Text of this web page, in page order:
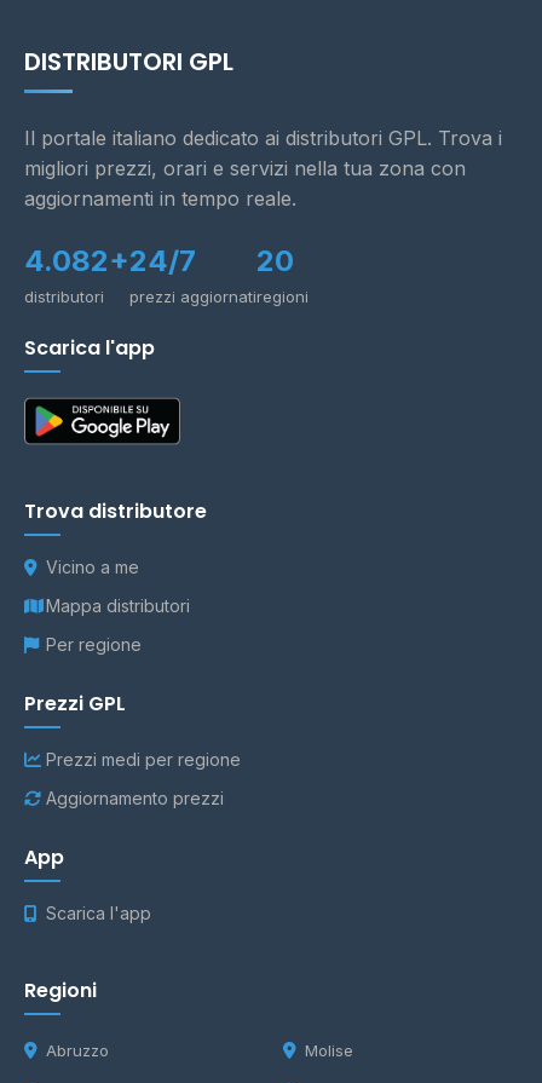
DISTRIBUTORI GPL
Il portale italiano dedicato ai distributori GPL. Trova i
migliori prezzi, orari e servizi nella tua zona con
aggiornamenti in tempo reale.
4.082+
distributori
24/7
prezzi aggiornati
20
regioni
Scarica l'app
Trova distributore
Vicino a me
Mappa distributori
Per regione
Prezzi GPL
Prezzi medi per regione
Aggiornamento prezzi
App
Scarica l'app
Regioni
Abruzzo Molise